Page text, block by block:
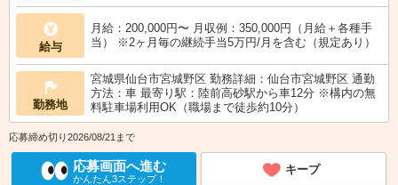
給与
月給：200,000円〜 月収例：350,000円（月給＋各種手
当） ※2ヶ月毎の継続手当5万円/月を含む（規定あり）
勤務地
宮城県仙台市宮城野区 勤務詳細：仙台市宮城野区 通勤
方法：車 最寄り駅：陸前高砂駅から車12分 ※構内の無
料駐車場利用OK（職場まで徒歩約10分）
応募締め切り2026/08/21まで
応募画面へ進む
かんたん3ステップ！
キープ